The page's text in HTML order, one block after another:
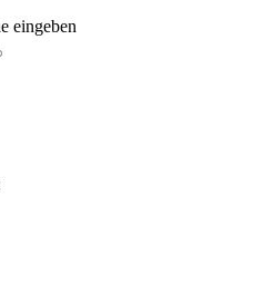
eingeben